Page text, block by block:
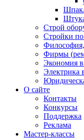
Строй
Стройки
Фирмы
Экономия
Электрика
О сайте
Контакты
Конкурсы
Поддержка
Реклама
Мастер-классы